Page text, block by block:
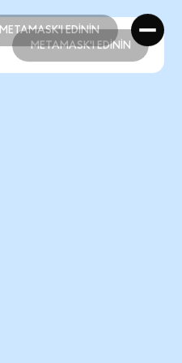
METAMASK'I EDİNİN
METAMASK'I EDİNİN
METAMASK'I EDİNİN